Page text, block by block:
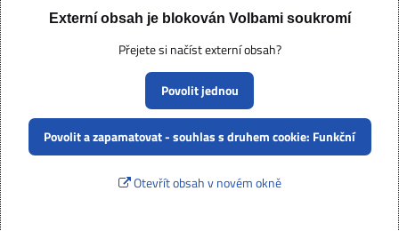
Externí obsah je blokován Volbami soukromí
Přejete si načíst externí obsah?
Povolit jednou
Povolit a zapamatovat - souhlas s druhem cookie: Funkční
Otevřít obsah v novém okně